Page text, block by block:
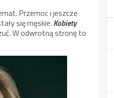
Przemoc i jeszcze
się męskie. Kobiety
W odwrotną stronę to